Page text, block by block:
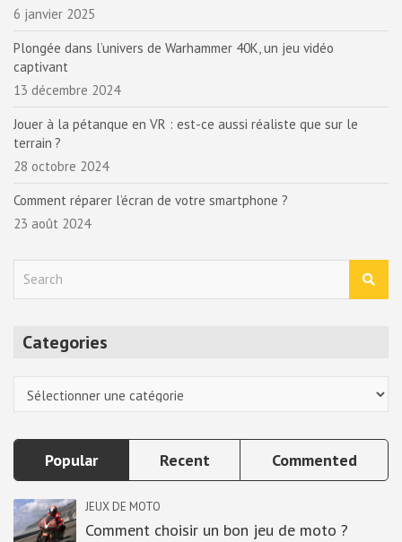
6 janvier 2025
Plongée dans l’univers de Warhammer 40K, un jeu vidéo
captivant
13 décembre 2024
Jouer à la pétanque en VR : est-ce aussi réaliste que sur le
terrain ?
28 octobre 2024
Comment réparer l’écran de votre smartphone ?
23 août 2024
Categories
Popular Recent Commented
JEUX DE MOTO
Comment choisir un bon jeu de moto ?